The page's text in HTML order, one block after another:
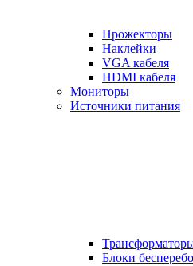
Прожекторы
Наклейки
VGA кабеля
HDMI кабеля
Мониторы
Источники питания
Блоки